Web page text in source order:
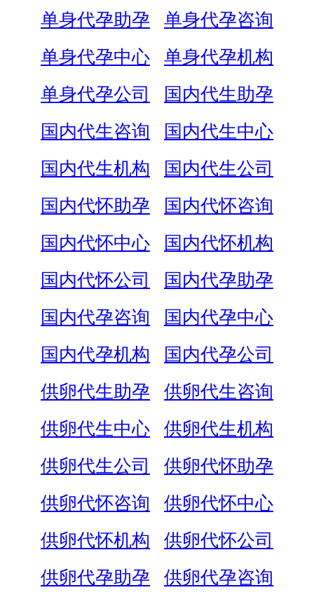
单身代孕助孕
单身代孕咨询
单身代孕中心
单身代孕机构
单身代孕公司
国内代生助孕
国内代生咨询
国内代生中心
国内代生机构
国内代生公司
国内代怀助孕
国内代怀咨询
国内代怀中心
国内代怀机构
国内代怀公司
国内代孕助孕
国内代孕咨询
国内代孕中心
国内代孕机构
国内代孕公司
供卵代生助孕
供卵代生咨询
供卵代生中心
供卵代生机构
供卵代生公司
供卵代怀助孕
供卵代怀咨询
供卵代怀中心
供卵代怀机构
供卵代怀公司
供卵代孕助孕
供卵代孕咨询